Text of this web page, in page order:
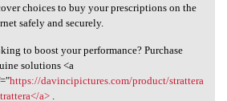
choices to buy your
choices to buy your prescriptions on the
safely and securely.
to boost your performance? Purchase
solutions <a
https://davincipictures.com/product/strattera
a>.